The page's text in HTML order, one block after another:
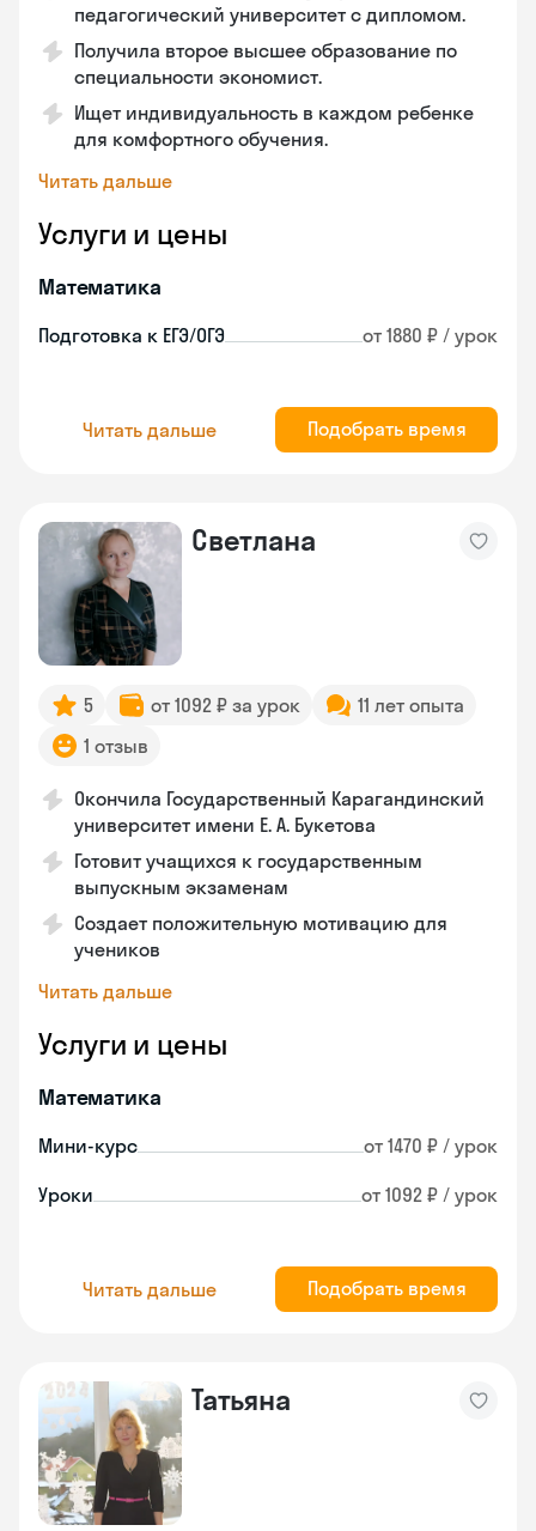
педагогический университет с дипломом.
Получила второе высшее образование по
специальности экономист.
Ищет индивидуальность в каждом ребенке
для комфортного обучения.
Читать дальше
Услуги и цены
Математика
Подготовка к ЕГЭ/ОГЭ от 1880 ₽ / урок
Читать дальше Подобрать время
Светлана
5 от 1092 ₽ за урок
11 лет опыта
1 отзыв
Окончила Государственный Карагандинский
университет имени Е. А. Букетова
Готовит учащихся к государственным
выпускным экзаменам
Создает положительную мотивацию для
учеников
Читать дальше
Услуги и цены
Математика
Мини-курс от 1470 ₽ / урок
Уроки от 1092 ₽ / урок
Читать дальше Подобрать время
Татьяна